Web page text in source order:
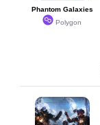
Phantom Galaxies
Polygon